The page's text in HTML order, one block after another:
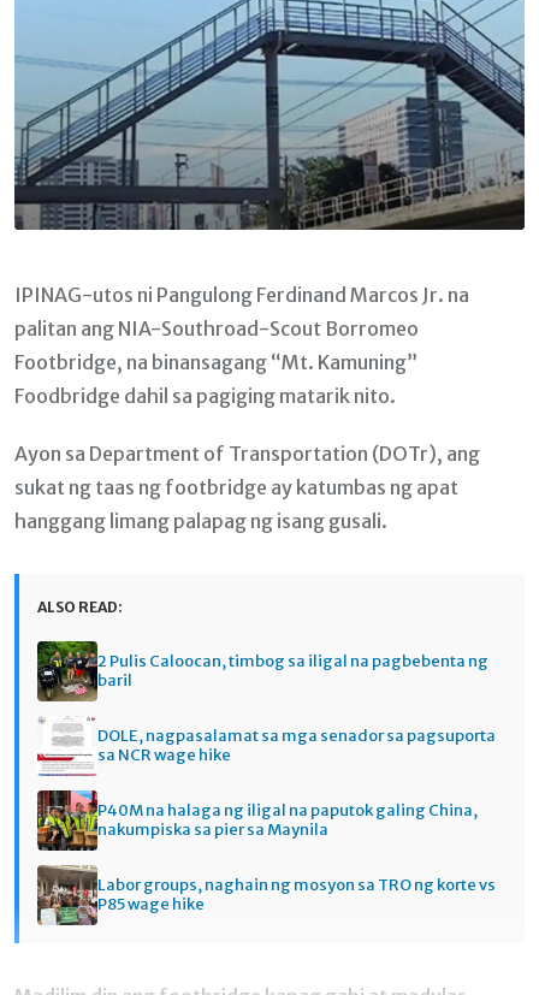
IPINAG-utos ni Pangulong Ferdinand Marcos Jr. na
palitan ang NIA-Southroad-Scout Borromeo
Footbridge, na binansagang “Mt. Kamuning”
Foodbridge dahil sa pagiging matarik nito.
Ayon sa Department of Transportation (DOTr), ang
sukat ng taas ng footbridge ay katumbas ng apat
hanggang limang palapag ng isang gusali.
ALSO READ:
2 Pulis Caloocan, timbog sa iligal na pagbebenta ng
baril
DOLE, nagpasalamat sa mga senador sa pagsuporta
sa NCR wage hike
P40M na halaga ng iligal na paputok galing China,
nakumpiska sa pier sa Maynila
Labor groups, naghain ng mosyon sa TRO ng korte vs
P85 wage hike